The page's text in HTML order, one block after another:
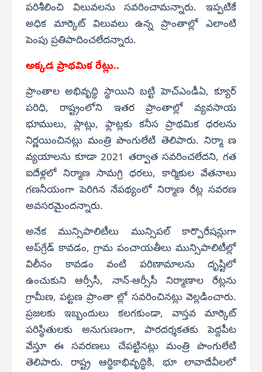
పరిశీలించి విలువలను సవరించామన్నారు. ఇప్పటికే
అధిక మార్కెట్ విలువలు ఉన్న ప్రాంతాల్లో ఎలాంటి
పెంపు ప్రతిపాదించలేదన్నారు.
అక్కడ ప్రాథమిక రేట్లు..
ప్రాంతాల అభివృద్ధి స్థాయిని బట్టి హెచ్‌ఎండీఏ, క్యూర్
పరిధి, రాష్ట్రంలోని ఇతర ప్రాంతాల్లో వ్యవసాయ
భూములు, ప్లాట్లు, ఫ్లాట్లకు కనీస ప్రాథమిక ధరలను
నిర్ణయించినట్లు మంత్రి పొంగులేటి తెలిపారు. నిర్మా ణ
వ్యయాలను కూడా 2021 తర్వాత సవరించలేదని, గత
ఐదేళ్లలో నిర్మాణ సామగ్రి ధరలు, కార్మికుల వేతనాలు
గణనీయంగా పెరిగిన నేపథ్యంలో నిర్మాణ రేట్ల సవరణ
అవసరమైందన్నారు.
అనేక మున్సిపాలిటీలు మున్సిపల్ కార్పొరేషన్లుగా
అప్‌గ్రేడ్ కావడం, గ్రామ పంచాయతీలు మున్సిపాలిటీల్లో
విలీనం కావడం వంటి పరిణామాలను దృష్టిలో
ఉంచుకుని ఆర్సీసీ, నాన్-ఆర్సీసీ నిర్మాణాల రేట్లను
గ్రామీణ, పట్టణ ప్రాంతా ల్లో సవరించినట్లు వెల్లడించారు.
ప్రజలకు ఇబ్బందులు కలగకుండా, వాస్తవ మార్కెట్
పరిస్థితులకు అనుగుణంగా, పారదర్శకతకు పెద్దపీట
వేస్తూ ఈ సవరణలు చేపట్టినట్లు మంత్రి పొంగులేటి
తెలిపారు. రాష్ట్ర ఆర్థికాభివృద్ధికి, భూ లావాదేవీలలో